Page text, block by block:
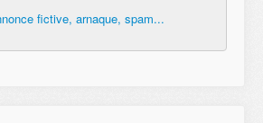
fictive, arnaque, spam...